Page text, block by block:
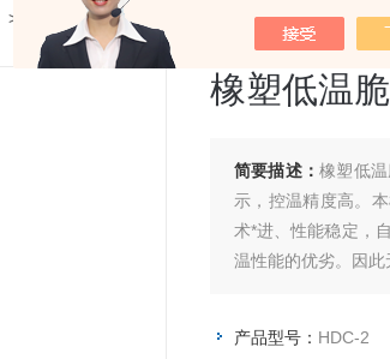
> 低温脆性冲击试验机 HDC-2橡塑低温脆化冲
橡塑低温
简要描述： 橡塑低
示，控温精度高。
术*进、性能稳定，
温性能的优劣。因此
产品型号： HDC-2